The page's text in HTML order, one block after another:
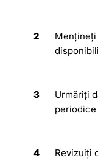
2
Mențineți
3
Urmăriți
periodice
4
Revizuiți